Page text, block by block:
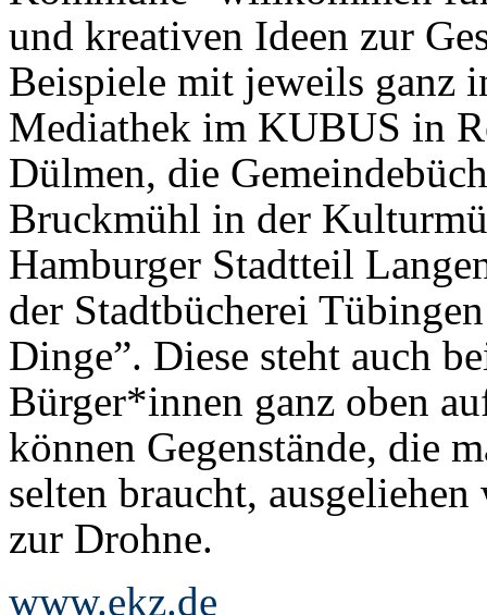
und kreativen Ideen zur
Beispiele mit jeweils ganz
Mediathek im KUBUS in
Dülmen, die
Bruckmühl in der
Hamburger Stadtteil
der Stadtbücherei
Dinge”. Diese steht auch
Bürger*innen ganz oben
können Gegenstände, die
selten braucht,
zur Drohne.
www.ekz.de